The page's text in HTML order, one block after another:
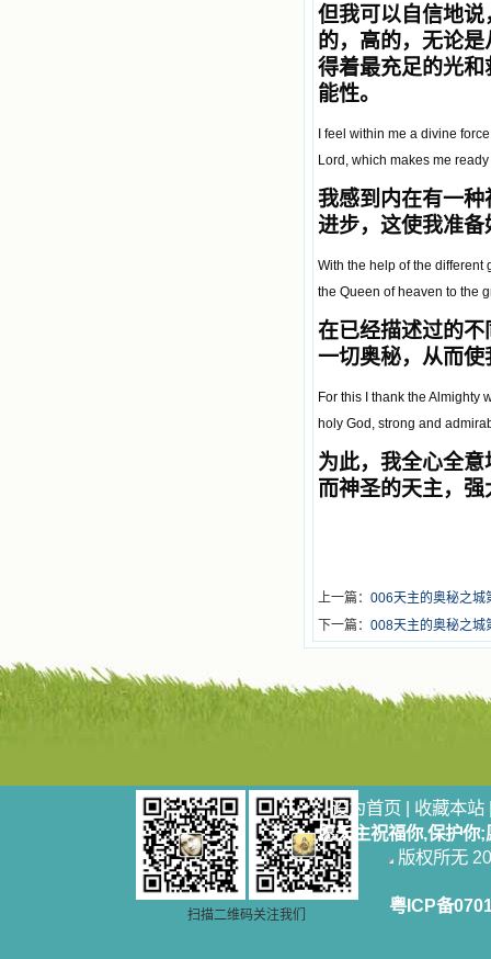
但我可以自信地
的，高的，无论
得着最充足的光
能性。
I feel within me a divine
Lord, which makes me
我感到内在有一
进步，这使我准
With the help of the different
the Queen of heaven to the
在已经描述过的
一切奥秘，从而
For this I thank the Almighty
holy God, strong and
为此，我全心全
而神圣的天主，
上一篇： 006天主的奥秘之城
下一篇： 008天主的奥秘之城
扫描二维码关注我们
设为首页 | 收藏本站
愿天主祝福你,保护你
版权所无
粤ICP备